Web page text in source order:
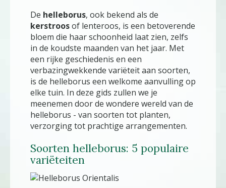
De helleborus, ook bekend als de
kerstroosof lenteroos, is een betoverende
bloem die haar schoonheid laat zien, zelfs
in de koudste maanden van het jaar. Met
een rijke geschiedenis en een
verbazingwekkende variëteit aan soorten,
is de helleborus een welkome aanvulling op
elke tuin. In deze gids zullen we je
meenemen door de wondere wereld van de
helleborus - van soorten tot planten,
verzorging tot prachtige arrangementen.
Soorten helleborus: 5 populaire
variëteiten